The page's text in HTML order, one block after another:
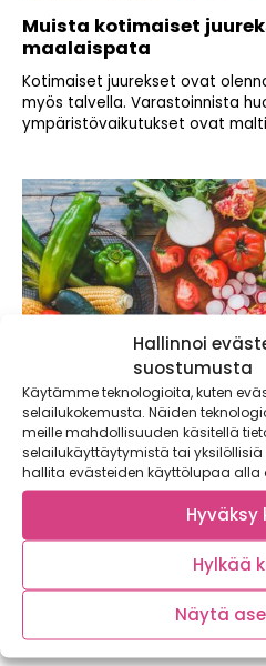
Hallinnoi
suostumusta
Käytämme teknologioita, kuten
selailukokemusta. Näiden
meille mahdollisuuden käsitellä
selailukäyttäytymistä tai
hallita evästeiden käyttölupaa alla
Hyväksy
Hylkää
Näytä
Muista kotimaiset
maalaispata
Kotimaiset juurekset ovat
myös talvella. Varastoinnista
ympäristövaikutukset ovat
Satokausikalenteri
tarpeesta
Satokausikalenterin ovat
nuorta aikuista: Samuli, Laura ja
Satokausikalenteri löytyy tällä...